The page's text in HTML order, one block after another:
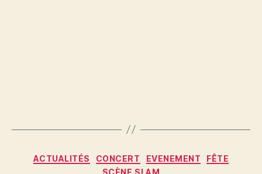
Catégories
ACTUALITÉS CONCERT EVENEMENT
FÊTE